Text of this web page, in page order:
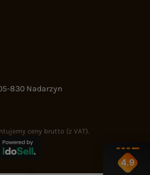
830 Nadarzyn
ceny brutto (z VAT).
4.9